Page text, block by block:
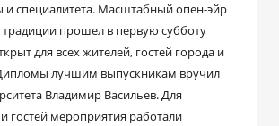
и специалитета. Масштабный опен-эйр
прошел в первую субботу
для всех жителей, гостей города и
лучшим выпускникам вручил
Владимир Васильев. Для
гостей мероприятия работали